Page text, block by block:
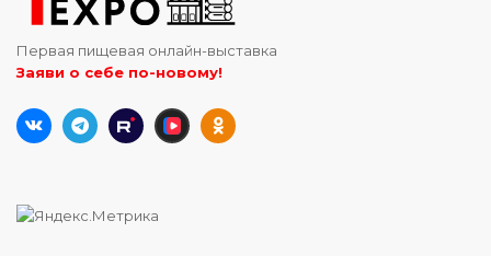
Первая пищевая онлайн-выставка
Заяви о себе по-новому!